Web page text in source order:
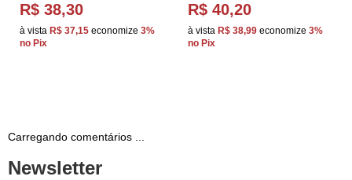
R$ 38,30
à vista R$ 37,15 economize 3%
no Pix
R$ 40,20
à vista R$ 38,99 economize 3%
no Pix
Carregando comentários ...
Newsletter